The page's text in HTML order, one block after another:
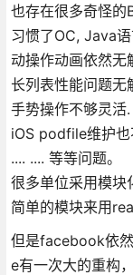
也存在很多奇怪的
习惯了OC, Java
动操作动画依然无
长列表性能问题无
手势操作不够灵活.
iOS podfile维护也
.... .... 等等问题。
很多单位采用模块
简单的模块来用
但是facebook依
e有一次大的重构